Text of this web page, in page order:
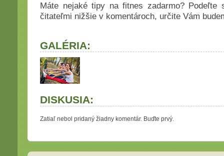
Máte nejaké tipy na fitnes zadarmo?
čitateľmi nižšie v komentároch, určite Vám
GALÉRIA:
DISKUSIA:
Zatiaľ nebol pridaný žiadny komentár. Buďte prvý.